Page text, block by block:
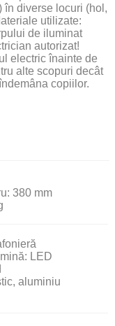
în diverse locuri (hol,
utilizate:
de iluminat
autorizat!
electric înainte de
alte scopuri decât
copiilor.
380 mm
LED
aluminiu